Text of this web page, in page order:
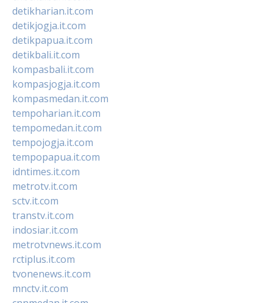
detikharian.it.com
detikjogja.it.com
detikpapua.it.com
detikbali.it.com
kompasbali.it.com
kompasjogja.it.com
kompasmedan.it.com
tempoharian.it.com
tempomedan.it.com
tempojogja.it.com
tempopapua.it.com
idntimes.it.com
metrotv.it.com
sctv.it.com
transtv.it.com
indosiar.it.com
metrotvnews.it.com
rctiplus.it.com
tvonenews.it.com
mnctv.it.com